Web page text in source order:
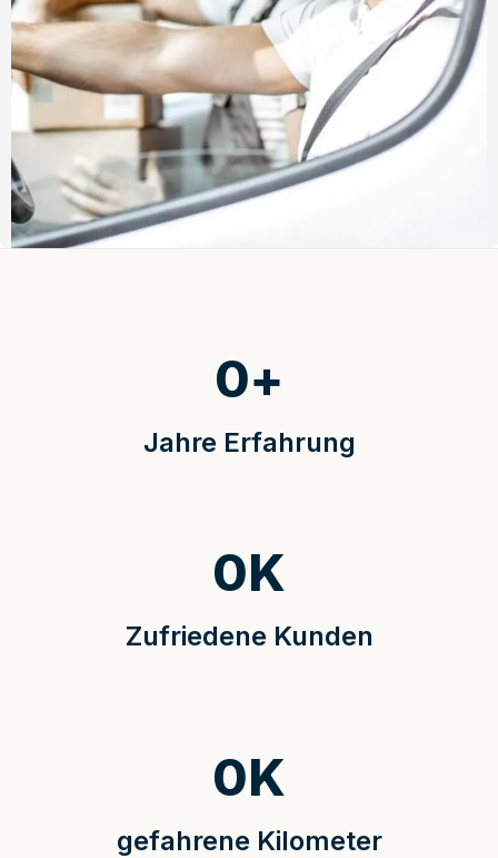
Jahre Erfahrung
0+
Zufriedene Kunden
0K
gefahrene Kilometer
0K